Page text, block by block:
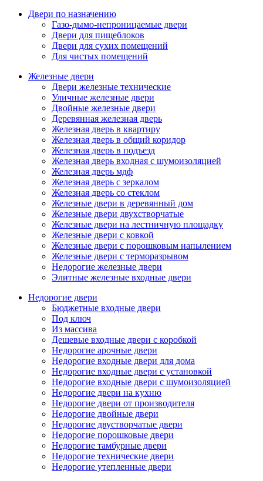
Двери по назначению
Газо-дымо-непроницаемые двери
Двери для пищеблоков
Двери для сухих помещений
Для чистых помещений
Железные двери
Двери железные технические
Уличные железные двери
Двойные железные двери
Деревянная железная дверь
Железная дверь в квартиру
Железная дверь в общий коридор
Железная дверь в подъезд
Железная дверь входная с шумоизоляцией
Железная дверь мдф
Железная дверь с зеркалом
Железная дверь со стеклом
Железные двери в деревянный дом
Железные двери двухстворчатые
Железные двери на лестничную площадку
Железные двери с ковкой
Железные двери с порошковым напылением
Железные двери с терморазрывом
Недорогие железные двери
Элитные железные входные двери
Недорогие двери
Бюджетные входные двери
Под ключ
Из массива
Дешевые входные двери с коробкой
Недорогие арочные двери
Недорогие входные двери для дома
Недорогие входные двери с установкой
Недорогие входные двери с шумоизоляцией
Недорогие двери на кухню
Недорогие двери от производителя
Недорогие двойные двери
Недорогие двустворчатые двери
Недорогие порошковые двери
Недорогие тамбурные двери
Недорогие технические двери
Недорогие утепленные двери